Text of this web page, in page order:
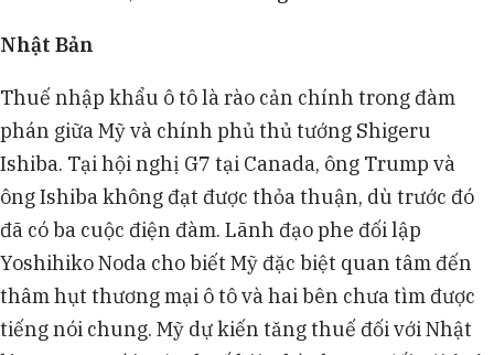
Nhật Bản
Thuế nhập khẩu ô tô là rào cản chính trong đàm
phán giữa Mỹ và chính phủ thủ tướng Shigeru
Ishiba. Tại hội nghị G7 tại Canada, ông Trump và
ông Ishiba không đạt được thỏa thuận, dù trước đó
đã có ba cuộc điện đàm. Lãnh đạo phe đối lập
Yoshihiko Noda cho biết Mỹ đặc biệt quan tâm đến
thâm hụt thương mại ô tô và hai bên chưa tìm được
tiếng nói chung. Mỹ dự kiến tăng thuế đối với Nhật